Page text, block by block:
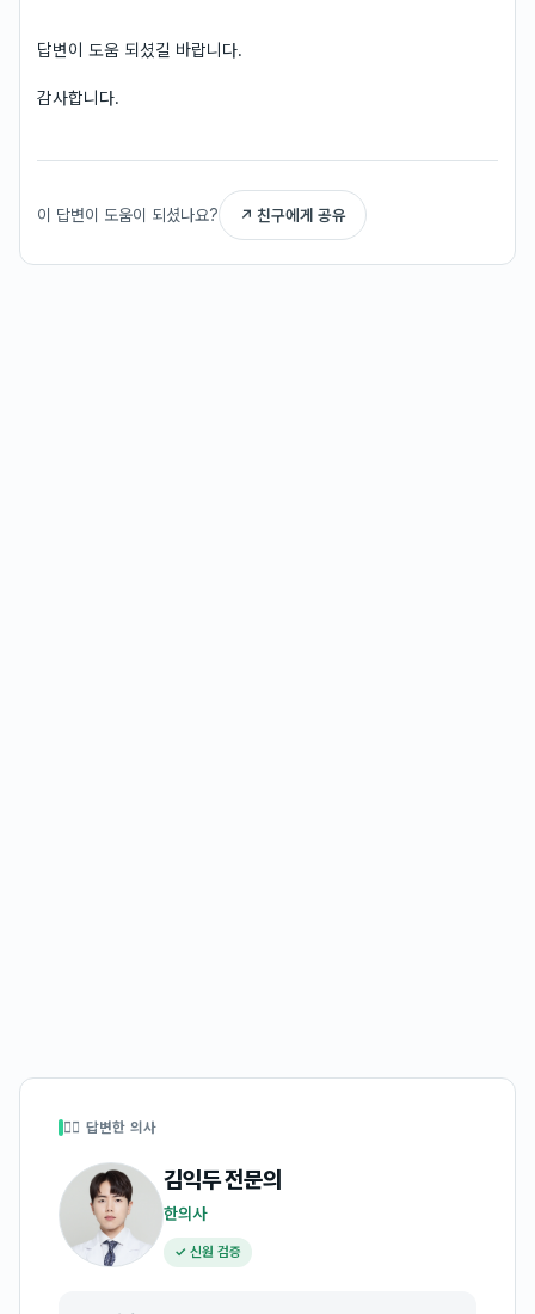
답변이 도움 되셨길 바랍니다.
감사합니다.
이 답변이 도움이 되셨나요? ↗ 친구에게 공유
👩‍⚕️ 답변한 의사
김익두전문의
한의사
✓ 신원 검증